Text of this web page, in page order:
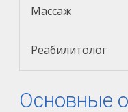
Массаж
Реабилитолог
Основные